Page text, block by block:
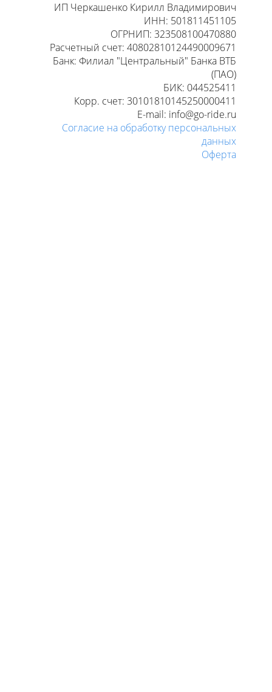
ИП Черкашенко Кирилл Владимирович
ИНН: 501811451105
ОГРНИП: 323508100470880
Расчетный счет: 40802810124490009671
Банк: Филиал "Центральный" Банка ВТБ
(ПАО)
БИК: 044525411
Корр. счет: 30101810145250000411
E-mail: info@go-ride.ru
Согласие на обработку персональных
данных
Оферта